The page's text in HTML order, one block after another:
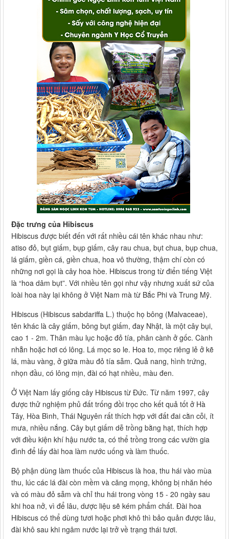
Đặc trưng của Hibiscus
Hibiscus được biết đến với rất nhiều cái tên khác nhau như:
atiso đỏ, bụt giấm, bụp giấm, cây rau chua, bụt chua, bụp chua,
lá giấm, giền cá, giền chua, hoa vô thường, thậm chí còn có
những nơi gọi là cây hoa hòe. Hibiscus trong từ điển tiếng Việt
là “hoa dâm bụt”. Với nhiều tên gọi như vậy nhưng xuất sứ của
loài hoa này lại không ở Việt Nam mà từ Bắc Phi và Trung Mỹ.
Hibiscus (Hibiscus sabdariffa L.) thuộc họ bông (Malvaceae),
tên khác là cây giấm, bông bụt giấm, đay Nhật, là một cây bụi,
cao 1 - 2m. Thân màu lục hoặc đỏ tía, phân cành ở gốc. Cành
nhẵn hoặc hơi có lông. Lá mọc so le. Hoa to, mọc riêng lẻ ở kẽ
lá, màu vàng, ở giữa màu đỏ tía sẫm. Quả nang, hình trứng,
nhọn đầu, có lông mịn, đài có hạt nhiều, màu đen.
Ở Việt Nam lấy giống cây Hibiscus từ Đức. Từ năm 1997, cây
được thử nghiệm phủ đất trống đồi trọc cho kết quả tốt ở Hà
Tây, Hòa Bình, Thái Nguyên rất thích hợp với đất đai cằn cỗi, ít
mưa, nhiều nắng. Cây bụt giấm dễ trồng bằng hạt, thích hợp
với điều kiện khí hậu nước ta, có thể trồng trong các vườn gia
đình để lấy đài hoa làm nước uống và làm thuốc.
Bộ phận dùng làm thuốc của Hibiscus là hoa, thu hái vào mùa
thu, lúc các lá đài còn mềm và căng mọng, không bị nhăn héo
và có màu đỏ sẫm và chỉ thu hái trong vòng 15 - 20 ngày sau
khi hoa nở, vì để lâu, dược liệu sẽ kém phẩm chất. Đài hoa
Hibiscus có thể dùng tươi hoặc phơi khô thì bảo quản được lâu,
đài khô sau khi ngâm nước lại trở về trạng thái tươi.